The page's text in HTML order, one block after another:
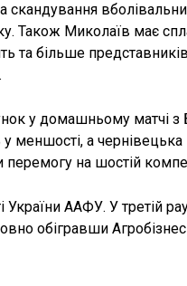
скандування
Також Миколаїв має
та більше
у домашньому матчі
меншості, а
на шостій
ААФУ. У третій
обігравши Агробізнес